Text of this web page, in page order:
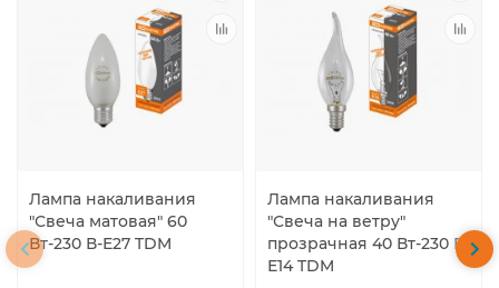
Лампа накаливания
"Свеча матовая" 60
Вт-230 В-Е27 TDM
Лампа накаливания
"Свеча на ветру"
прозрачная 40 Вт-230 В-
Е14 TDM